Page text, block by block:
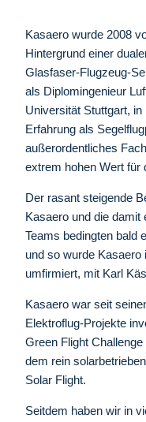
Kasaero wurde 2008
Hintergrund einer
Glasfaser-Flugzeug-
als Diplomingenieur
Universität Stuttgart,
Erfahrung als
außerordentliches
extrem hohen Wert für
Der rasant steigende
Kasaero und die damit
Teams bedingten bald
und so wurde
umfirmiert, mit Karl
Kasaero war seit
Elektroflug-Projekte
Green Flight
dem rein
Solar Flight.
Seitdem haben wir in